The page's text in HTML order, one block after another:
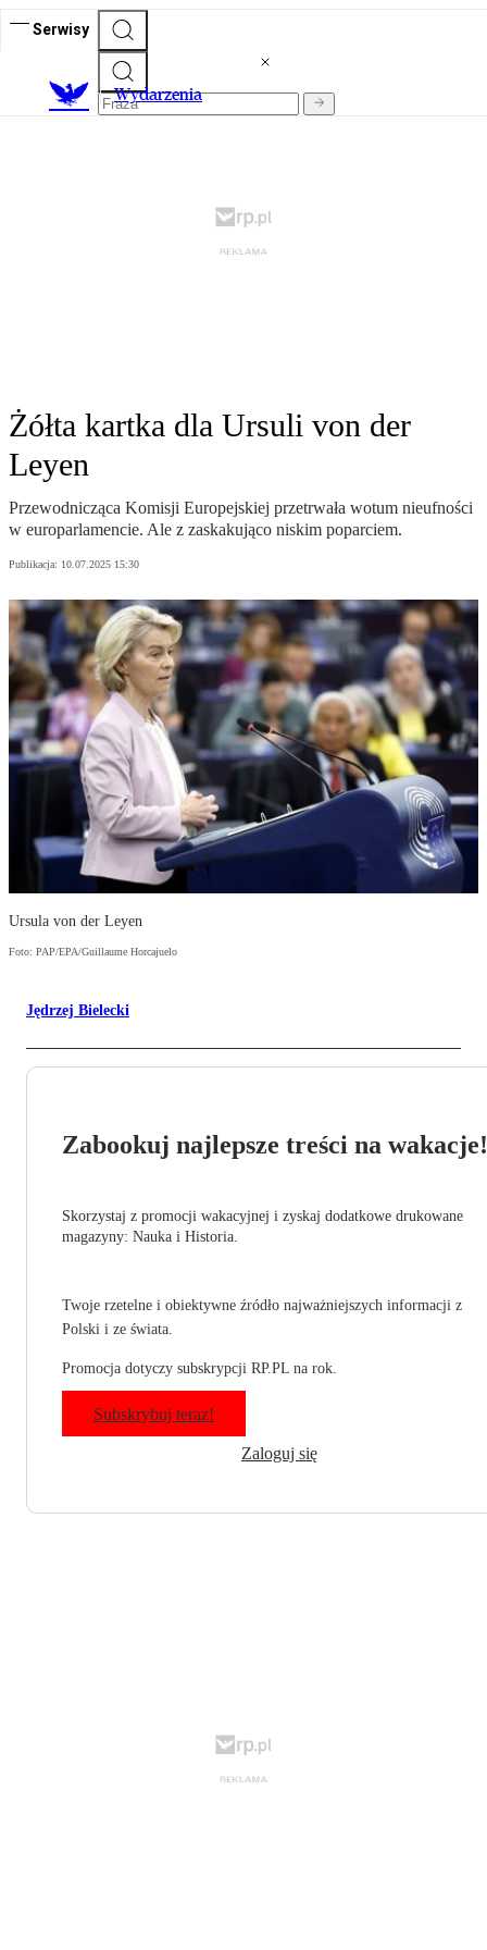
Serwisy
Wydarzenia
Żółta kartka dla Ursuli von der
Leyen
Przewodnicząca Komisji Europejskiej przetrwała wotum nieufności
w europarlamencie. Ale z zaskakująco niskim poparciem.
Publikacja: 10.07.2025 15:30
Ursula von der Leyen
Foto: PAP/EPA/Guillaume Horcajuelo
Jędrzej Bielecki
Zabookuj najlepsze treści na wakacje!
Skorzystaj z promocji wakacyjnej i zyskaj dodatkowe drukowane
magazyny: Nauka i Historia.
Twoje rzetelne i obiektywne źródło najważniejszych informacji z
Polski i ze świata.
Promocja dotyczy subskrypcji RP.PL na rok.
Subskrybuj teraz!
Zaloguj się